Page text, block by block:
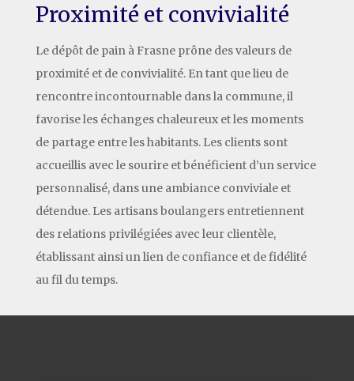
Proximité et convivialité
Le dépôt de pain à Frasne prône des valeurs de
proximité et de convivialité. En tant que lieu de
rencontre incontournable dans la commune, il
favorise les échanges chaleureux et les moments
de partage entre les habitants. Les clients sont
accueillis avec le sourire et bénéficient d’un service
personnalisé, dans une ambiance conviviale et
détendue. Les artisans boulangers entretiennent
des relations privilégiées avec leur clientèle,
établissant ainsi un lien de confiance et de fidélité
au fil du temps.